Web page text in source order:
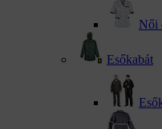
Női
Esőkabát